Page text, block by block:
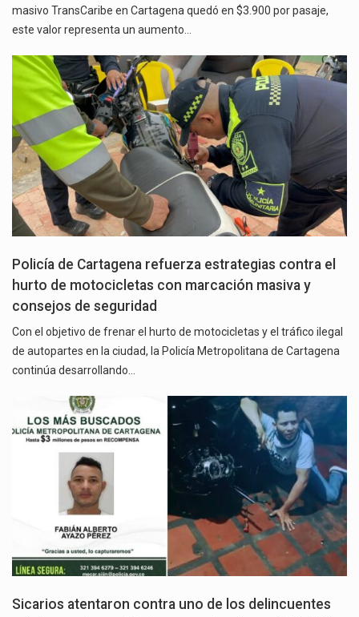
masivo TransCaribe en Cartagena quedó en $3.900 por pasaje,
este valor representa un aumento…
Policía de Cartagena refuerza estrategias contra el
hurto de motocicletas con marcación masiva y
consejos de seguridad
Con el objetivo de frenar el hurto de motocicletas y el tráfico ilegal
de autopartes en la ciudad, la Policía Metropolitana de Cartagena
continúa desarrollando…
Sicarios atentaron contra uno de los delincuentes